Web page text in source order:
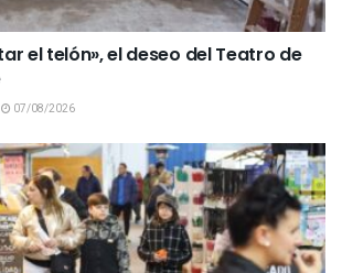
el telón», el deseo del Teatro de
07/08/2026